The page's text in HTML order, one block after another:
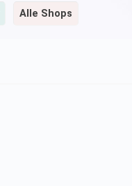
Alle Shops